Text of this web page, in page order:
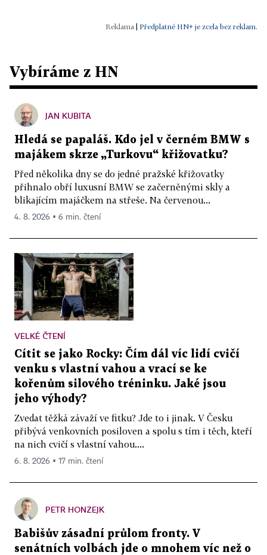
Předplatné HN+ je zcela bez reklam.
Vybíráme z HN
JAN KUBITA
Hledá se papaláš. Kdo jel v černém BMW s
majákem skrze „Turkovu“ křižovatku?
Před několika dny se do jedné pražské křižovatky
přihnalo obří luxusní BMW se začerněnými skly a
blikajícím majáčkem na střeše. Na červenou...
4. 8. 2026 ▪ 6 min. čtení
VELKÉ ČTENÍ
Cítit se jako Rocky: Čím dál víc lidí cvičí
venku s vlastní vahou a vrací se ke
kořenům silového tréninku. Jaké jsou
jeho výhody?
Zvedat těžká závaží ve fitku? Jde to i jinak. V Česku
přibývá venkovních posiloven a spolu s tím i těch, kteří
na nich cvičí s vlastní vahou....
6. 8. 2026 ▪ 17 min. čtení
PETR HONZEJK
Babišův zásadní průlom fronty. V
senátních volbách jde o mnohem víc než o